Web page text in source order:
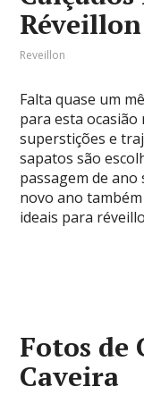
Reveillon
Falta quase um
para esta ocasião
superstições e
sapatos são
passagem de
novo ano
ideais para
Fotos de
Caveira